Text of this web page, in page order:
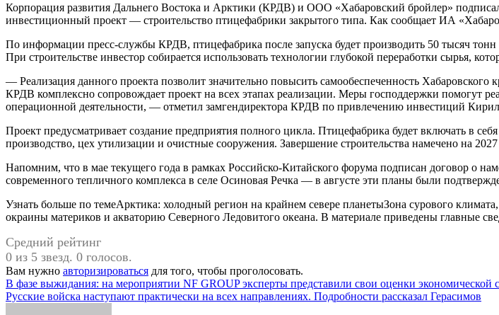
Корпорация развития Дальнего Востока и Арктики (КРДВ) и ООО «Хабаровский бройлер»
инвестиционный проект — строительство птицефабрики закрытого типа. Как сообщает ИА
По информации пресс-службы КРДВ, птицефабрика после запуска будет производить 50 тысяч тонн
При строительстве инвестор собирается использовать технологии глубокой переработки сырья,
— Реализация данного проекта позволит значительно повысить самообеспеченность
КРДВ комплексно сопровождает проект на всех этапах реализации. Меры господдержки помогут
операционной деятельности, — отметил замгендиректора КРДВ по привлечению инвестиций
Проект предусматривает создание предприятия полного цикла. Птицефабрика будет включать в
производство, цех утилизации и очистные сооружения. Завершение строительства намечено на 2027
Напомним, что в мае текущего года в рамках Российско-Китайского форума подписан договор о
современного тепличного комплекса в селе Осиновая Речка — в августе эти планы были
Узнать больше по темеАрктика: холодный регион на крайнем севере планетыЗона сурового
окраины материков и акваторию Северного Ледовитого океана. В материале приведены главные
Средний рейтинг
0 из 5 звезд. 0 голосов.
Вам нужно авторизироваться для того, чтобы проголосовать.
Навигация
по
В фазе выжидания: на мероприятии NF GROUP эксперты представили свои оценки экономической
Русские войска наступают практически на всех направлениях. Подробности рассказал Герасимов